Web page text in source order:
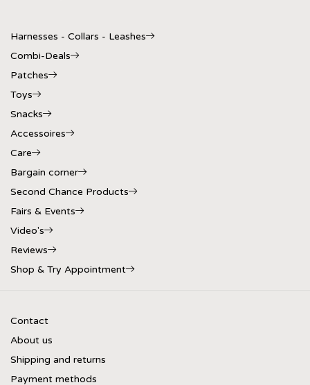
Harnesses - Collars - Leashes
Combi-Deals
Patches
Toys
Snacks
Accessoires
Care
Bargain corner
Second Chance Products
Fairs & Events
Video's
Reviews
Shop & Try Appointment
Contact
About us
Shipping and returns
Payment methods